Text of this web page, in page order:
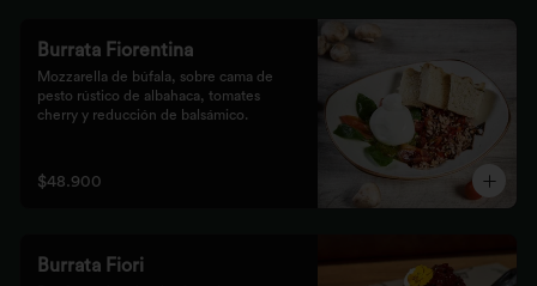
Burrata Fiorentina
Mozzarella de búfala, sobre cama de
pesto rústico de albahaca, tomates
cherry y reducción de balsámico.
$48.900
Burrata Fiori